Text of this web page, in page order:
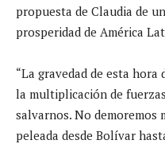
propuesta de Claudia de
prosperidad de América
“La gravedad de esta
la multiplicación de
salvarnos. No demoremos
peleada desde Bolívar